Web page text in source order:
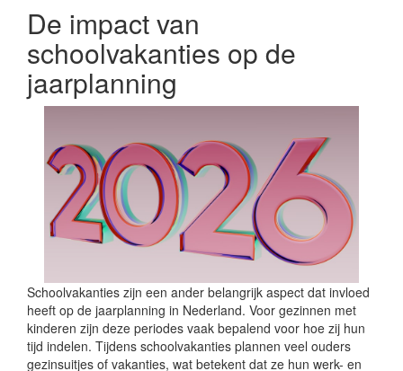
De impact van
schoolvakanties op de
jaarplanning
Schoolvakanties zijn een ander belangrijk aspect dat invloed
heeft op de jaarplanning in Nederland. Voor gezinnen met
kinderen zijn deze periodes vaak bepalend voor hoe zij hun
tijd indelen. Tijdens schoolvakanties plannen veel ouders
gezinsuitjes of vakanties, wat betekent dat ze hun werk- en